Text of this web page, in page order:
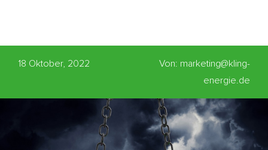
18 Oktober, 2022
Von: marketing@kling-
energie.de